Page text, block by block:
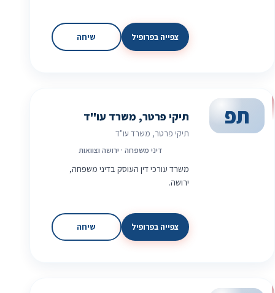
צפייה בפרופיל שיחה
תפ תיקי פרטר, משרד עו"ד
תיקי פרטר, משרד עו"ד
דיני משפחה · ירושה וצוואות
משרד עורכי דין העוסק בדיני משפחה,
ירושה.
צפייה בפרופיל שיחה